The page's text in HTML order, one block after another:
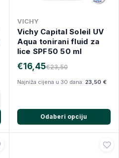
VICHY
Vichy Capital Soleil UV
Aqua tonirani fluid za
lice SPF50 50 ml
€23,50
€16,45
Najniža cijena u 30 dana: 23,50 €
Odaberi opciju